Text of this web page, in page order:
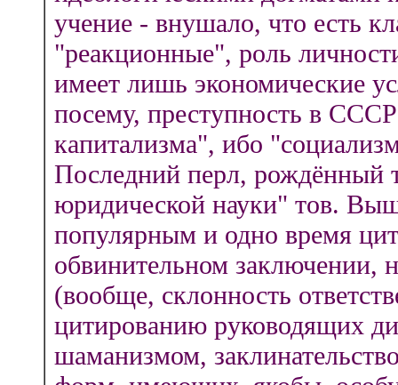
учение - внушало, что есть
"реакционные", роль
имеет лишь экономические
посему, преступность в
капитализма", ибо
Последний перл, рождённый
юридической науки" тов.
популярным и одно время
обвинительном заключении,
(вообще, склонность
цитированию руководящих
шаманизмом,